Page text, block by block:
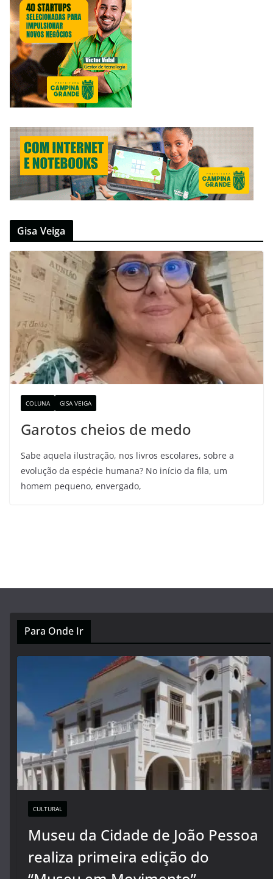
Gisa Veiga
COLUNA GISA VEIGA
Garotos cheios de medo
Sabe aquela ilustração, nos livros escolares, sobre a
evolução da espécie humana? No início da fila, um
homem pequeno, envergado,
Para Onde Ir
CULTURAL
Museu da Cidade de João Pessoa
realiza primeira edição do